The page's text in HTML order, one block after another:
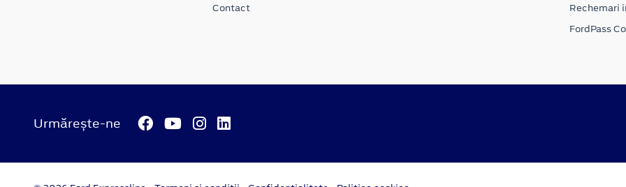
Contact
Rechemari
FordPass
Urmărește-ne